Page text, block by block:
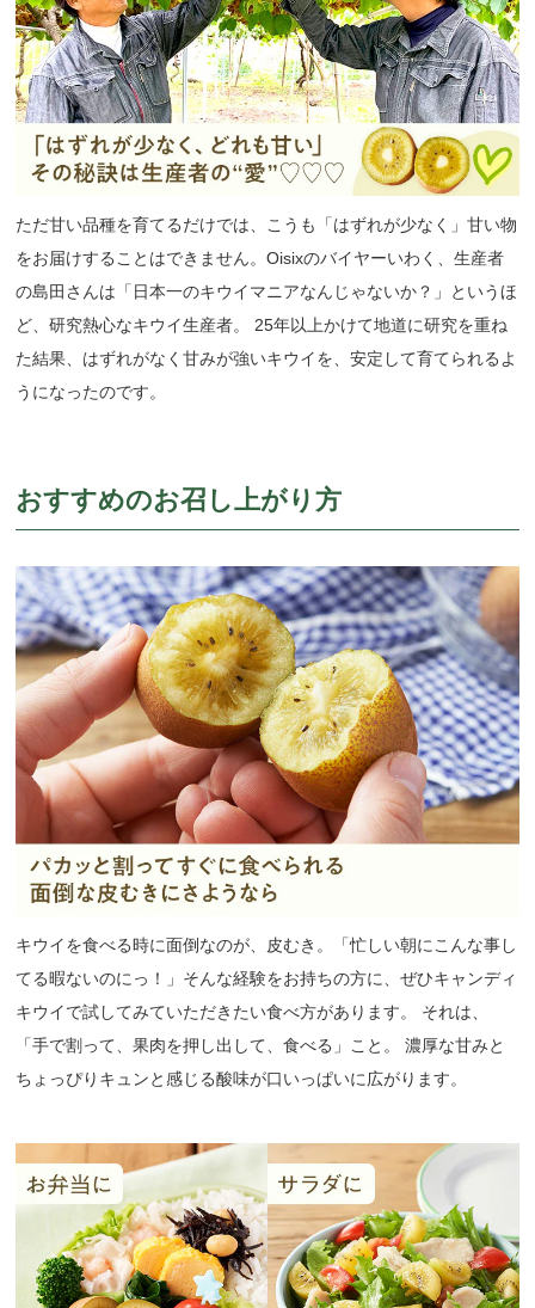
ただ甘い品種を育てるだけでは、こうも「はずれが少なく」甘い物
をお届けすることはできません。Oisixのバイヤーいわく、生産者
の島田さんは「日本一のキウイマニアなんじゃないか？」というほ
ど、研究熱心なキウイ生産者。 25年以上かけて地道に研究を重ね
た結果、はずれがなく甘みが強いキウイを、安定して育てられるよ
うになったのです。
おすすめのお召し上がり方
キウイを食べる時に面倒なのが、皮むき。「忙しい朝にこんな事し
てる暇ないのにっ！」そんな経験をお持ちの方に、ぜひキャンディ
キウイで試してみていただきたい食べ方があります。 それは、
「手で割って、果肉を押し出して、食べる」こと。 濃厚な甘みと
ちょっぴりキュンと感じる酸味が口いっぱいに広がります。